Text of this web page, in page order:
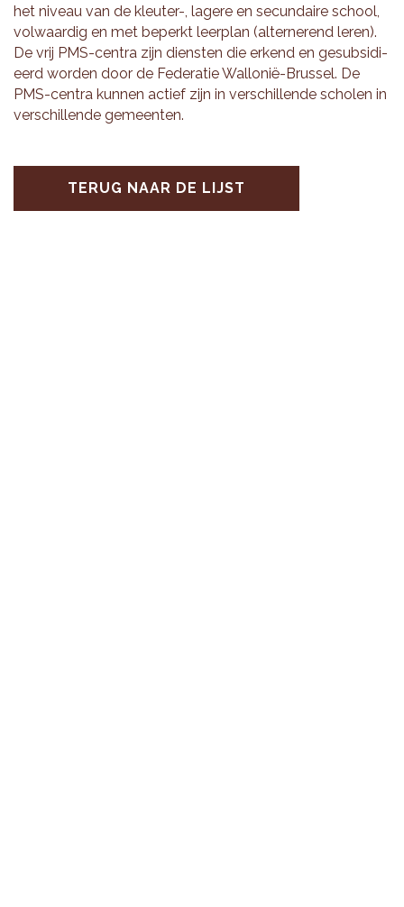
het ni­veau van de kleu­ter-, la­ge­re en se­cun­dai­re school,
vol­waar­dig en met be­perkt leer­plan (al­ter­ne­rend leren).
De vrij PMS-cen­tra zijn dien­sten die er­kend en ge­sub­si­di­
eerd wor­den door de Fe­de­ra­tie Wal­lo­nië-Brus­sel. De
PMS-cen­tra kun­nen ac­tief zijn in ver­schil­len­de scho­len in
ver­schil­len­de ge­meen­ten.
TERUG NAAR DE LIJST